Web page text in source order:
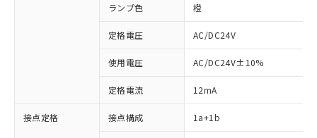
ランプ色 橙
定格電圧 AC/DC24V
使用電圧 AC/DC24V±10%
定格電流 12mA
接点定格 接点構成 1a+1b
※1 対応状況